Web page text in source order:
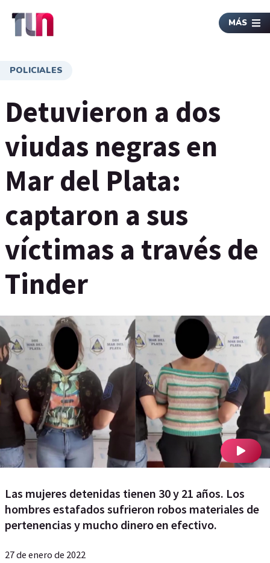
MÁS
POLICIALES
Detuvieron a dos
viudas negras en
Mar del Plata:
captaron a sus
víctimas a través de
Tinder
Las mujeres detenidas tienen 30 y 21 años. Los
hombres estafados sufrieron robos materiales de
pertenencias y mucho dinero en efectivo.
27 de enero de 2022